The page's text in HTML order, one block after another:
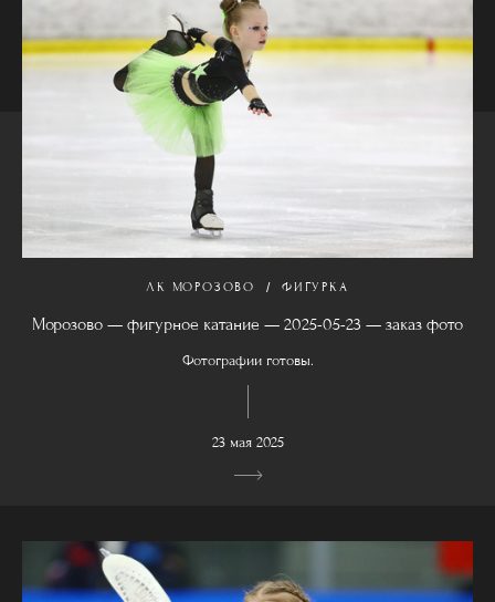
ЛК МОРОЗОВО ФИГУРКА
Морозово — фигурное катание — 2025-05-23 — заказ фото
Фотографии готовы.
23 мая 2025